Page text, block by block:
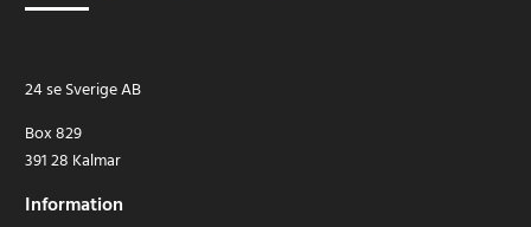
24 se Sverige AB
Box 829
391 28 Kalmar
Information